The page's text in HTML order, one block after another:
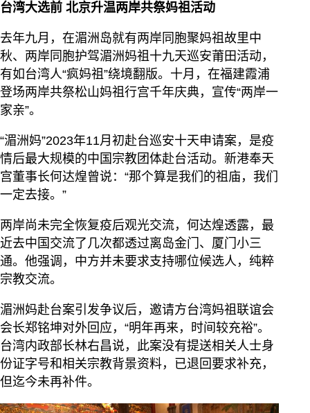
台湾大选前 北京升温两岸共祭妈祖活动
去年九月，在湄洲岛就有两岸同胞聚妈祖故里中
秋、两岸同胞护驾湄洲妈祖十九天巡安莆田活动，
有如台湾人“疯妈祖”绕境翻版。十月，在福建霞浦
登场两岸共祭松山妈祖行宫千年庆典，宣传“两岸一
家亲”。
“湄洲妈”2023年11月初赴台巡安十天申请案，是疫
情后最大规模的中国宗教团体赴台活动。新港奉天
宫董事长何达煌曾说：“那个算是我们的祖庙，我们
一定去接。”
两岸尚未完全恢复疫后观光交流，何达煌透露，最
近去中国交流了几次都透过离岛金门、厦门小三
通。他强调，中方并未要求支持哪位候选人，纯粹
宗教交流。
湄洲妈赴台案引发争议后，邀请方台湾妈祖联谊会
会长郑铭坤对外回应，“明年再来，时间较充裕”。
台湾内政部长林右昌说，此案没有提送相关人士身
份证字号和相关宗教背景资料，已退回要求补充，
但迄今未再补件。